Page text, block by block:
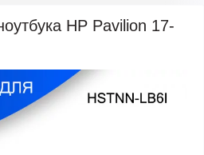
HP Pavilion 17-